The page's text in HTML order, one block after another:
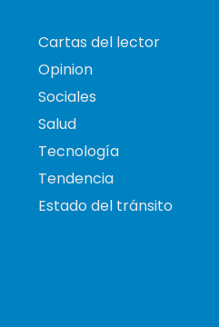
Cartas del lector
Opinion
Sociales
Salud
Tecnología
Tendencia
Estado del tránsito